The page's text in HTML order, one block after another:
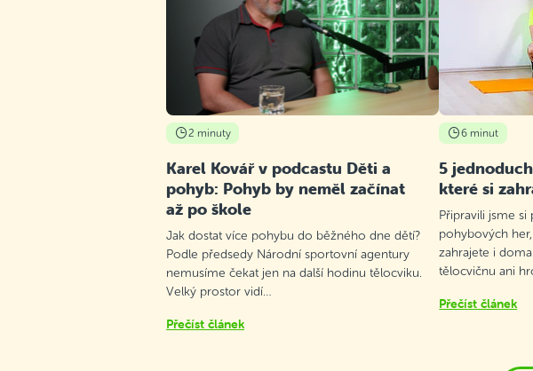
2 minuty
Karel Kovář v podcastu Děti a
pohyb: Pohyb by neměl začínat
až po škole
Jak dostat více pohybu do běžného dne dětí?
Podle předsedy Národní sportovní agentury
nemusíme čekat jen na další hodinu tělocviku.
Velký prostor vidí…
Přečíst článek
6 minut
5
které si
Připravili jsme
pohybových
zahrajete i
tělocvičnu ani
Přečíst článek